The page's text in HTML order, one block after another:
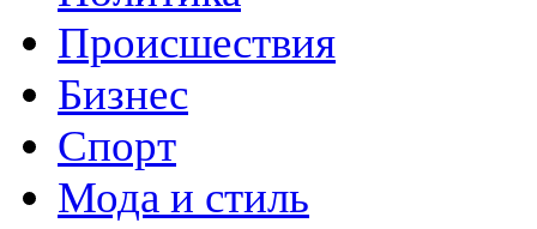
Происшествия
Бизнес
Спорт
Мода и стиль